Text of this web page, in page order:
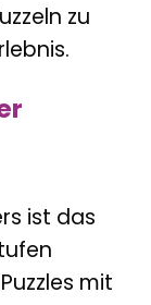
zu
ist das
mit